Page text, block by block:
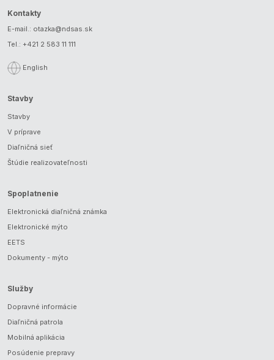
Kontakty
E-mail.: otazka@ndsas.sk
Tel.: +421 2 583 11 111
English
Stavby
Stavby
V príprave
Diaľničná sieť
Štúdie realizovateľnosti
Spoplatnenie
Elektronická diaľničná známka
Elektronické mýto
EETS
Dokumenty - mýto
Služby
Dopravné informácie
Diaľničná patrola
Mobilná aplikácia
Posúdenie prepravy